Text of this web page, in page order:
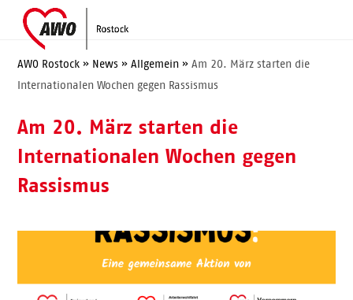
content
Open
mobile
menu
Close
mobile
menu
AWO Rostock » News »Allgemein »Am 20. März starten die
Internationalen Wochen gegen Rassismus
Am 20. März starten die
Internationalen Wochen gegen
Rassismus